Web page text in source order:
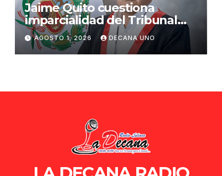
Jaime Quito cuestiona
imparcialidad del Tribunal
Constitucional tras liberación
de Ollanta Humala
AGOSTO 1, 2026 DECANA UNO